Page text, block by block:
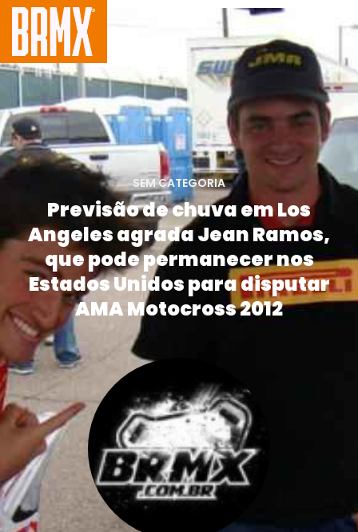
SEM CATEGORIA
Previsão de chuva em Los
Angeles agrada Jean Ramos,
que pode permanecer nos
Estados Unidos para disputar
AMA Motocross 2012